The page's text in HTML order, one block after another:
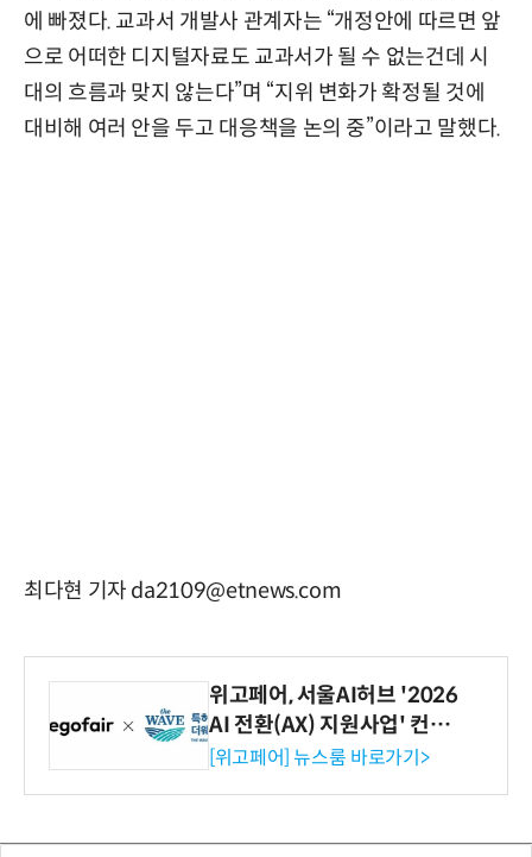
에 빠졌다. 교과서 개발사 관계자는 “개정안에 따르면 앞
으로 어떠한 디지털자료도 교과서가 될 수 없는건데 시
대의 흐름과 맞지 않는다”며 “지위 변화가 확정될 것에
대비해 여러 안을 두고 대응책을 논의 중”이라고 말했다.
최다현 기자 da2109@etnews.com
위고페어, 서울AI허브 '2026
AI 전환(AX) 지원사업' 컨소
시엄 선정
[위고페어] 뉴스룸 바로가기>